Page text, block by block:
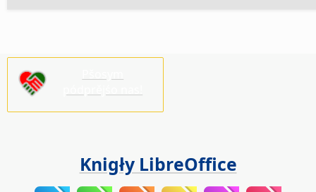
Knigły LibreOffice